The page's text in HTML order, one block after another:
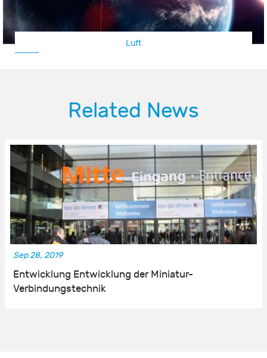
Luft
Related News
Sep 28, 2019
Entwicklung Entwicklung der Miniatur-
Verbindungstechnik